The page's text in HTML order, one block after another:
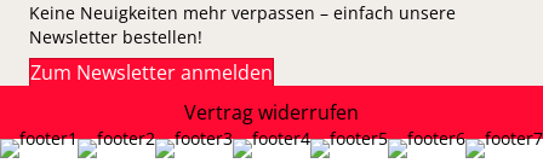
Keine Neuigkeiten mehr verpassen – einfach unsere
Newsletter bestellen!
Zum Newsletter anmelden
Vertrag widerrufen